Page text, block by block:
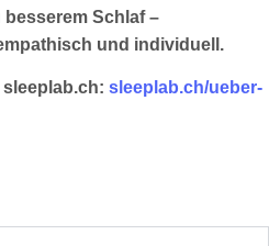
besserem Schlaf –
und individuell.
sleeplab.ch: sleeplab.ch/ueber-